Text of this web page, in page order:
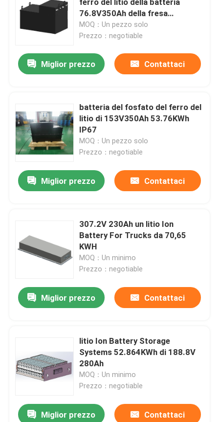
76.8V350Ah della fresa
26.88KWh
MOQ：Un pezzo solo
Prezzo：negotiable
Miglior prezzo Contattaci
batteria del fosfato del ferro del
litio di 153V350Ah 53.76KWh
IP67
MOQ：Un pezzo solo
Prezzo：negotiable
Miglior prezzo Contattaci
307.2V 230Ah un litio Ion
Battery For Trucks da 70,65
KWH
MOQ：Un minimo
Prezzo：negotiable
Miglior prezzo Contattaci
litio Ion Battery Storage
Systems 52.864KWh di 188.8V
280Ah
MOQ：Un minimo
Prezzo：negotiable
Miglior prezzo Contattaci